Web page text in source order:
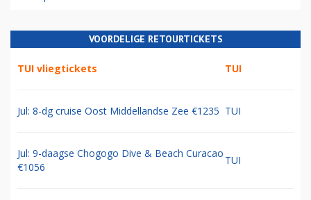
VOORDELIGE RETOURTICKETS
TUI vliegtickets TUI
Jul: 8-dg cruise Oost Middellandse Zee €1235 TUI
Jul: 9-daagse Chogogo Dive & Beach Curacao
€1056
TUI